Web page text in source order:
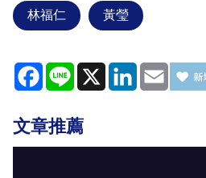
林福仁 黃瑩
Facebook
Line X LinkedIn
Email
文章推薦